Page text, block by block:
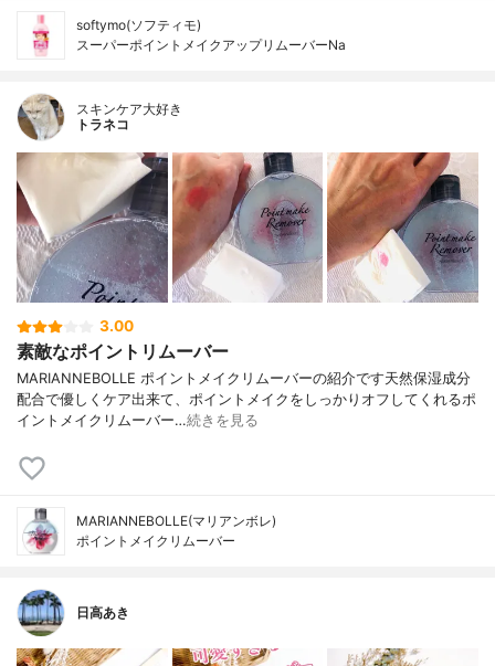
softymo(ソフティモ)
スーパーポイントメイクアップリムーバーNa
スキンケア大好き
トラネコ
3.00
素敵なポイントリムーバー
MARIANNEBOLLE ポイントメイクリムーバーの紹介です天然保湿成分
配合で優しくケア出来て、ポイントメイクをしっかりオフしてくれるポ
イントメイクリムーバー…続きを見る
MARIANNEBOLLE(マリアンボレ)
ポイントメイクリムーバー
日高あき